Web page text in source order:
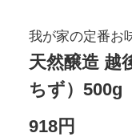
我が家の定番お
天然醸造 越
ちず）500g
918円